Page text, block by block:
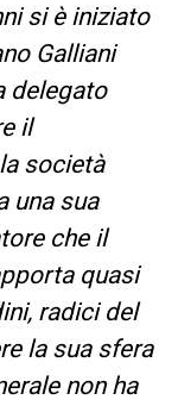
si è iniziato
Galliani
delegato
il
società
una sua
che il
quasi
radici del
la sua sfera
non ha